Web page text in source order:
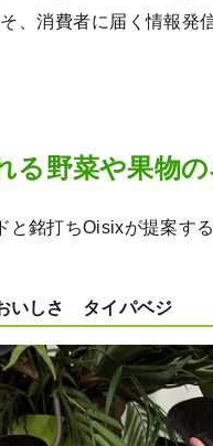
、消費者に届く情報発
る野菜や果物
と銘打ちOisixが提案す
いしさ タイパベジ